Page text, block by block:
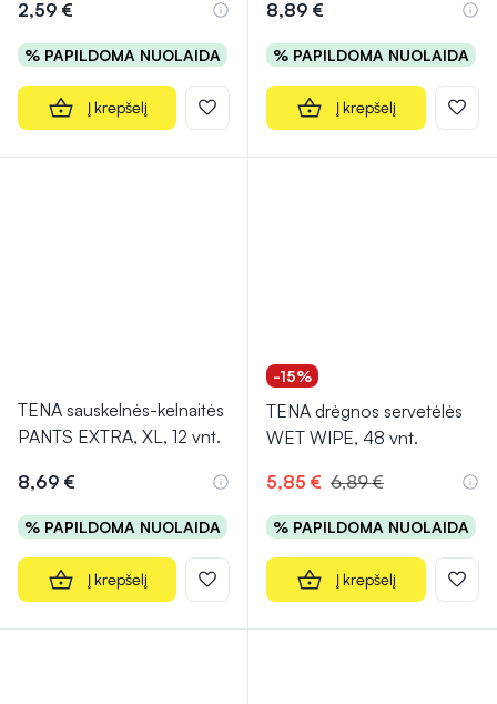
2,59 €
% PAPILDOMA NUOLAIDA
Į krepšelį
8,89 €
% PAPILDOMA NUOLAIDA
Į krepšelį
TENA sauskelnės-kelnaitės
PANTS EXTRA, XL, 12 vnt.
8,69 €
% PAPILDOMA NUOLAIDA
Į krepšelį
-15%
TENA drėgnos servetėlės
WET WIPE, 48 vnt.
5,85 € 6,89 €
% PAPILDOMA NUOLAIDA
Į krepšelį